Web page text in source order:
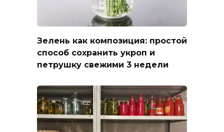
Зелень как композиция: простой
способ сохранить укроп и
петрушку свежими 3 недели